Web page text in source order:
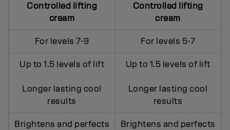
Controlled lifting
cream
Controlled lifting
cream
For levels 7-9 For levels 5-7
Up to 1.5 levels of lift
Longer lasting cool
results
Up to 1.5 levels of lift
Longer lasting cool
results
Brightens and perfects
Brightens and perfects